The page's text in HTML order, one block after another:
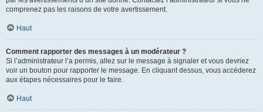
comprenez pas les raisons de votre avertissement.
Haut
Comment rapporter des messages à un modérateur ?
Si l’administrateur l’a permis, allez sur le message à signaler et vous devriez
voir un bouton pour rapporter le message. En cliquant dessus, vous accéderez
aux étapes nécessaires pour le faire.
Haut